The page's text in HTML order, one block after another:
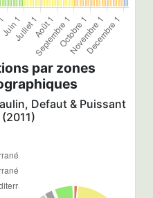
par zones
Defaut & Puissant
(2011)